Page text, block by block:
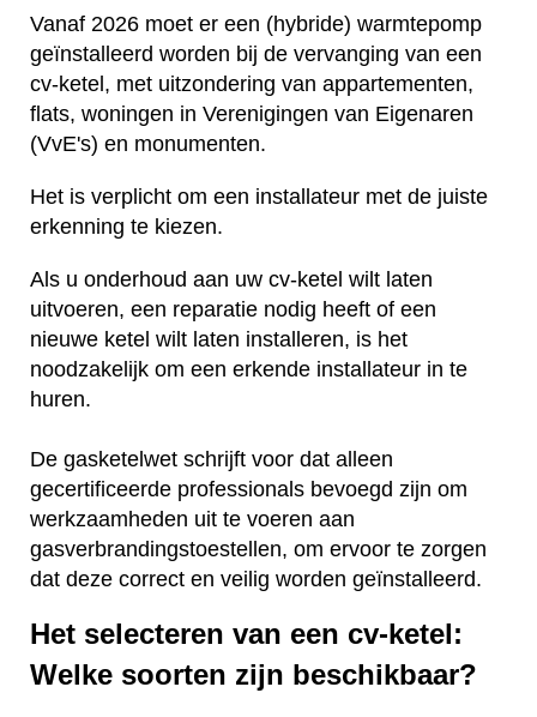
Vanaf 2026 moet er een (hybride) warmtepomp
geïnstalleerd worden bij de vervanging van een
cv-ketel, met uitzondering van appartementen,
flats, woningen in Verenigingen van Eigenaren
(VvE's) en monumenten.
Het is verplicht om een installateur met de juiste
erkenning te kiezen.
Als u onderhoud aan uw cv-ketel wilt laten
uitvoeren, een reparatie nodig heeft of een
nieuwe ketel wilt laten installeren, is het
noodzakelijk om een erkende installateur in te
huren.
De gasketelwet schrijft voor dat alleen
gecertificeerde professionals bevoegd zijn om
werkzaamheden uit te voeren aan
gasverbrandingstoestellen, om ervoor te zorgen
dat deze correct en veilig worden geïnstalleerd.
Het selecteren van een cv-ketel:
Welke soorten zijn beschikbaar?